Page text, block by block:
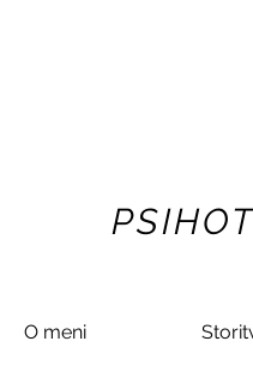
O meni